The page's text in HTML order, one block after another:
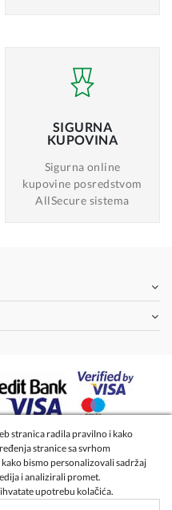
SIGURNA
KUPOVINA
Sigurna online
kupovine posredstvom
AllSecure sistema
Živanović
stranica radila pravilno i kako
stranice sa svrhom
bismo personalizovali sadržaj
i analizirali promet.
upotrebu kolačića.